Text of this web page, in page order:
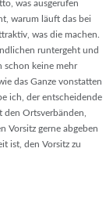
was ausgerufen
warum läuft das bei
was die machen.
runtergeht und
schon keine mehr
das Ganze vonstatten
ich, der entscheidende
Ortsverbänden,
Vorsitz gerne abgeben
ist, den Vorsitz zu